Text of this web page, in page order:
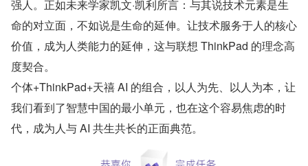
强人。正如未来学家凯文·凯利所言：与其说技术元素是生
命的对立面，不如说是生命的延伸。让技术服务于人的核心
价值，成为人类能力的延伸，这与联想 ThinkPad 的理念高
度契合。
个体+ThinkPad+天禧 AI 的组合，以人为先、以人为本，让
我们看到了智慧中国的最小单元，也在这个容易焦虑的时
代，成为人与 AI 共生共长的正面典范。